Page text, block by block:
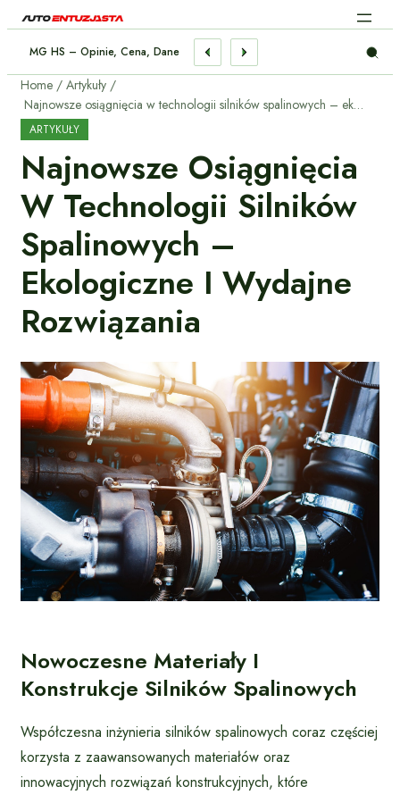
Chłodzenia Silnika – Praktyczny Poradnik
Home
Artykuły
Najnowsze osiągnięcia w technologii silników spalinowych – ekologiczne i wydajne rozwiązania
ARTYKUŁY
Najnowsze Osiągnięcia
W Technologii Silników
Spalinowych –
Ekologiczne I Wydajne
Rozwiązania
Nowoczesne Materiały I
Konstrukcje Silników Spalinowych
Współczesna inżynieria silników spalinowych coraz częściej
korzysta z zaawansowanych materiałów oraz
innowacyjnych rozwiązań konstrukcyjnych, które